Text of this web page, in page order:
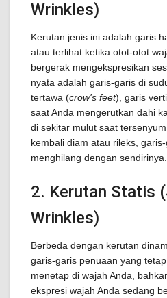
Wrinkles)
Kerutan jenis ini adalah garis
atau terlihat ketika otot-otot
bergerak mengekspresikan
nyata adalah garis-garis di
tertawa (crow's feet), garis
saat Anda mengerutkan dahi
di sekitar mulut saat
kembali diam atau rileks,
menghilang dengan sendirinya.
2. Kerutan Statis
Wrinkles)
Berbeda dengan kerutan
garis-garis penuaan yang
menetap di wajah Anda,
ekspresi wajah Anda sedang